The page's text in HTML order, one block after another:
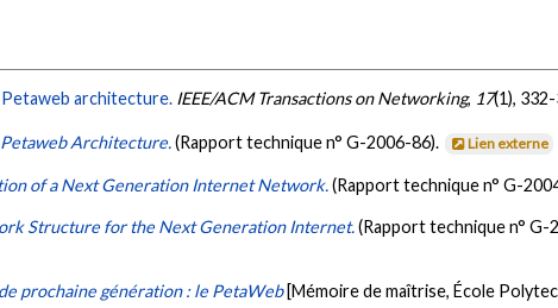
architecture. IEEE/ACM Transactions on Networking, 17(1),
Architecture.(Rapport technique n° G-2006-86). Lien externe
of a Next Generation Internet Network.(Rapport technique n° G-
Structure for the Next Generation Internet.(Rapport technique n° G-
prochaine génération : le PetaWeb [Mémoire de maîtrise, École